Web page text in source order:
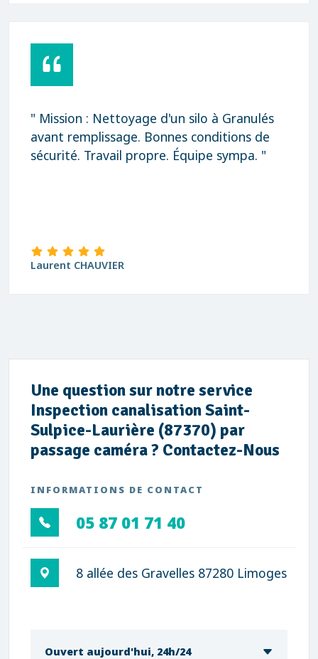
" Mission : Nettoyage d'un silo à Granulés
avant remplissage. Bonnes conditions de
sécurité. Travail propre. Équipe sympa. "
Laurent CHAUVIER
Une question sur notre service
Inspection canalisation Saint-
Sulpice-Laurière (87370) par
passage caméra ? Contactez-Nous
INFORMATIONS DE CONTACT
05 87 01 71 40
8 allée des Gravelles 87280 Limoges
Ouvert aujourd'hui, 24h/24